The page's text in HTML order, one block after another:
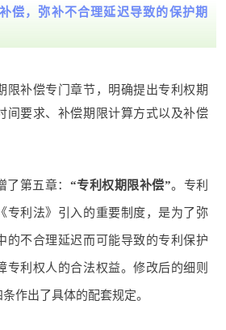
偿，弥补不合理延迟导致的保护期
限补偿专门章节，明确提出专利权期
间要求、补偿期限计算方式以及补偿
第五章： “专利权期限补偿”。专利
专利法》引入的重要制度，是为了弥
的不合理延迟而可能导致的专利保护
专利权人的合法权益。修改后的细则
作出了具体的配套规定。